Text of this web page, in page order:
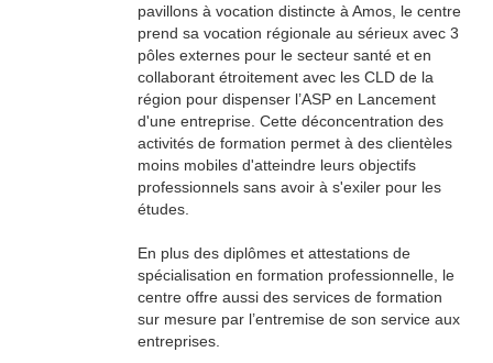
pavillons à vocation distincte à Amos, le centre
prend sa vocation régionale au sérieux avec 3
pôles externes pour le secteur santé et en
collaborant étroitement avec les CLD de la
région pour dispenser l’ASP en Lancement
d'une entreprise. Cette déconcentration des
activités de formation permet à des clientèles
moins mobiles d'atteindre leurs objectifs
professionnels sans avoir à s'exiler pour les
études.
En plus des diplômes et attestations de
spécialisation en formation professionnelle, le
centre offre aussi des services de formation
sur mesure par l’entremise de son service aux
entreprises.